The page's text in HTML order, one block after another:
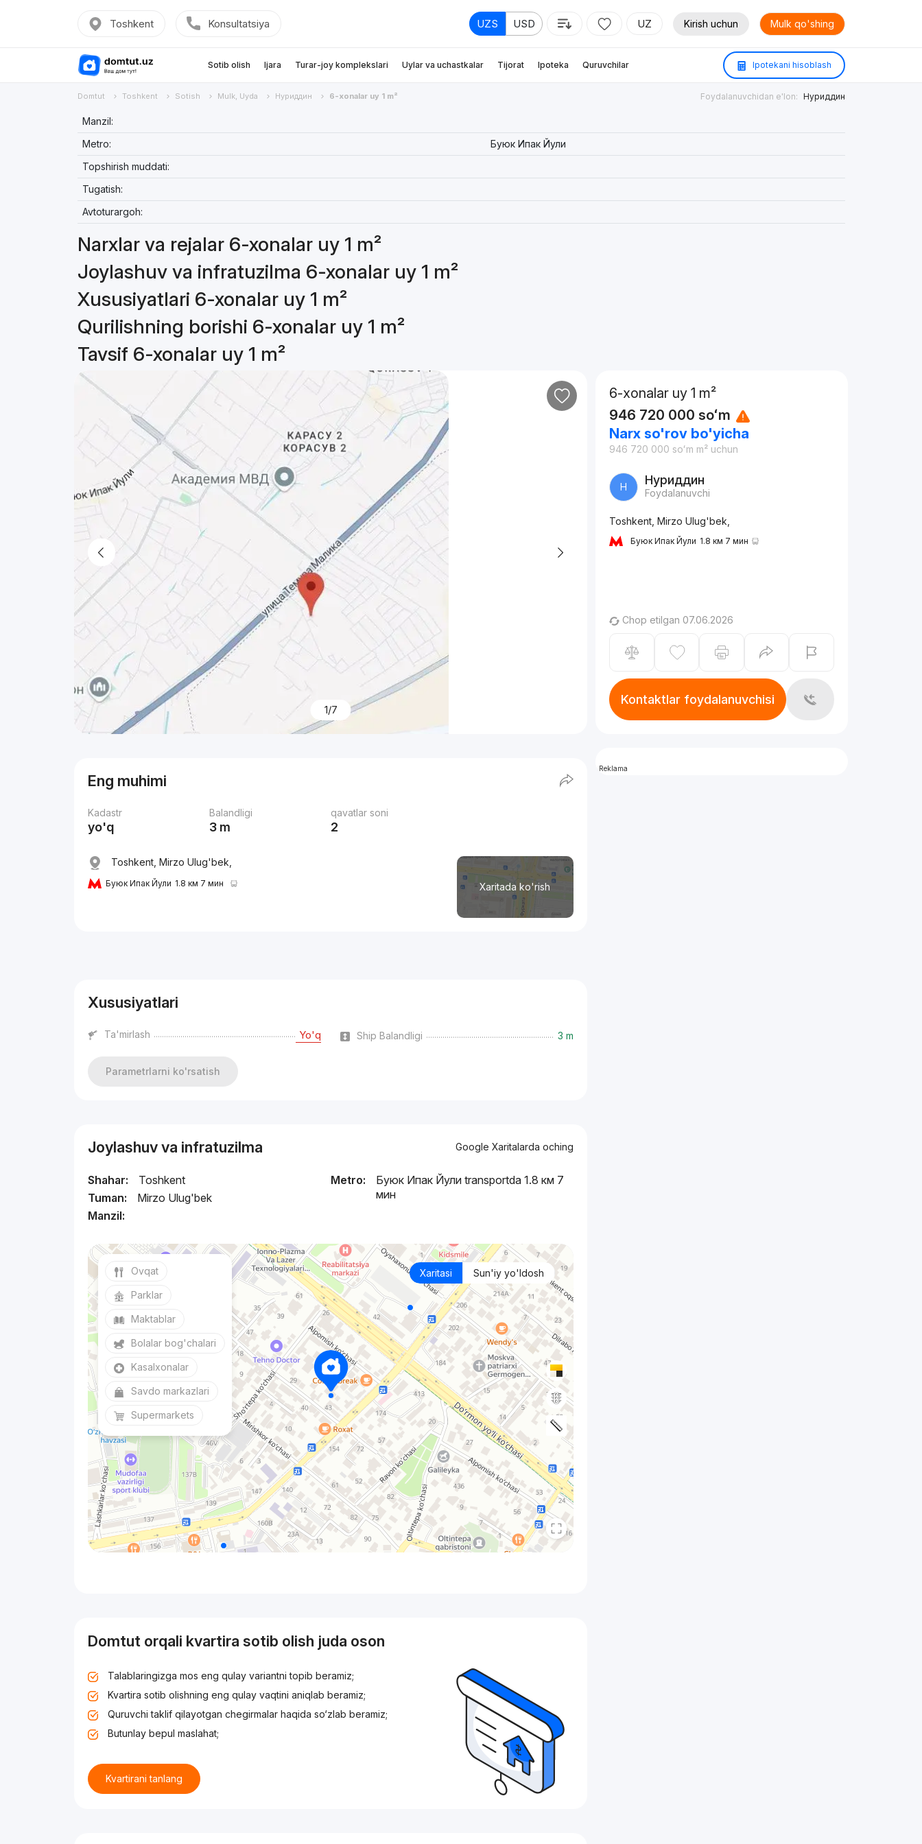
Toshkent Konsultatsiya UZS USD UZ Kirish uchun Mulk qo'shing
Sotib olish Ijara Turar-joy komplekslari Uylar va uchastkalar Tijorat Ipoteka Quruvchilar Ipotekani hisoblash
Domtut Toshkent Sotish Mulk, Uyda Нуриддин 6-xonalar uy 1 m² Foydalanuvchidan e'lon: Нуриддин
Manzil:
Metro:
Буюк Ипак Йули
Topshirish muddati:
Tugatish:
Avtoturargoh:
Narxlar va rejalar 6-xonalar uy 1 m²
Joylashuv va infratuzilma 6-xonalar uy 1 m²
Xususiyatlari 6-xonalar uy 1 m²
Qurilishning borishi 6-xonalar uy 1 m²
Tavsif 6-xonalar uy 1 m²
1/7
Eng muhimi
Kadastr
yo'q
Balandligi
3 m
qavatlar soni
2
Xaritada ko'rish
Toshkent, Mirzo Ulug'bek,
Буюк Ипак Йули 1.8 км 7 мин
Xususiyatlari
Ta'mirlash Yo'q Ship Balandligi 3 m
Parametrlarni ko'rsatish
Joylashuv va infratuzilma Google Xaritalarda oching
Shahar:
Toshkent
Tuman:
Mirzo Ulug'bek
Manzil:
Metro:
Буюк Ипак Йули transportda 1.8 км 7
мин
Xaritasi Sun'iy yo'ldosh
Ovqat
Parklar
Maktablar
Bolalar bog'chalari
Kasalxonalar
Savdo markazlari
Supermarkets
Domtut orqali kvartira sotib olish juda oson
Talablaringizga mos eng qulay variantni topib beramiz;
Kvartira sotib olishning eng qulay vaqtini aniqlab beramiz;
Quruvchi taklif qilayotgan chegirmalar haqida so‘zlab beramiz;
Butunlay bepul maslahat;
Kvartirani tanlang
6-xonalar uy 1 m²
946 720 000 soʻm
Narx so'rov bo'yicha
946 720 000 soʻm m² uchun
Н Нуриддин
Foydalanuvchi
Toshkent, Mirzo Ulug'bek,
Буюк Ипак Йули 1.8 км 7 мин
Chop etilgan 07.06.2026
Kontaktlar foydalanuvchisi
Reklama